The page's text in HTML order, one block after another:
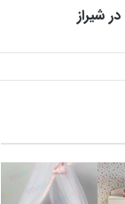
شیراز